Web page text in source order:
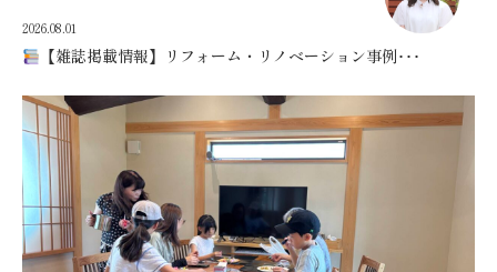
2026.08.01
【雑誌掲載情報】リフォーム・リノベーション事例･･･